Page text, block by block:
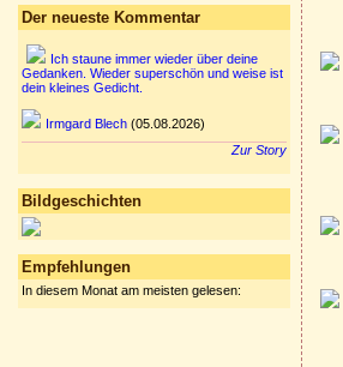
Der neueste Kommentar
Ich staune immer wieder über deine
Gedanken. Wieder superschön und weise ist
dein kleines Gedicht.
Irmgard Blech (05.08.2026)
Zur Story
Bildgeschichten
Empfehlungen
In diesem Monat am meisten gelesen: